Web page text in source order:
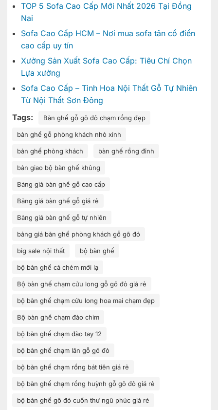
TOP 5 Sofa Cao Cấp Mới Nhất 2026 Tại Đồng
Nai
Sofa Cao Cấp HCM – Nơi mua sofa tân cổ điển
cao cấp uy tín
Xưởng Sản Xuất Sofa Cao Cấp: Tiêu Chí Chọn
Lựa xưởng
Sofa Cao Cấp – Tinh Hoa Nội Thất Gỗ Tự Nhiên
Từ Nội Thất Sơn Đông
Tags:
Bàn ghế gỗ gõ đỏ chạm rồng đẹp
bàn ghế gỗ phòng khách nhỏ xinh
bàn ghế phòng khách bàn ghế rồng đỉnh
bàn giao bộ bàn ghế khủng
Bảng giá bàn ghế gỗ cao cấp
Bảng giá bàn ghế gỗ giá rẻ
Bảng giá bàn ghế gỗ tự nhiên
bảng giá bàn ghế phòng khách gỗ gõ đỏ
big sale nội thất bộ bàn ghế
bộ bàn ghế cá chém mới lạ
Bộ bàn ghế chạm cửu long gỗ gõ đỏ giá rẻ
bộ bàn ghế chạm cửu long hoa mai chạm đẹp
Bộ bàn ghế chạm đào chim
bộ bàn ghế chạm đào tay 12
bộ bàn ghế chạm lân gỗ gõ đỏ
bộ bàn ghế chạm rồng bát tiên giá rẻ
bộ bàn ghế chạm rồng huỳnh gỗ gõ đỏ giá rẻ
bộ bàn ghế gõ đỏ cuốn thư ngũ phúc giá rẻ